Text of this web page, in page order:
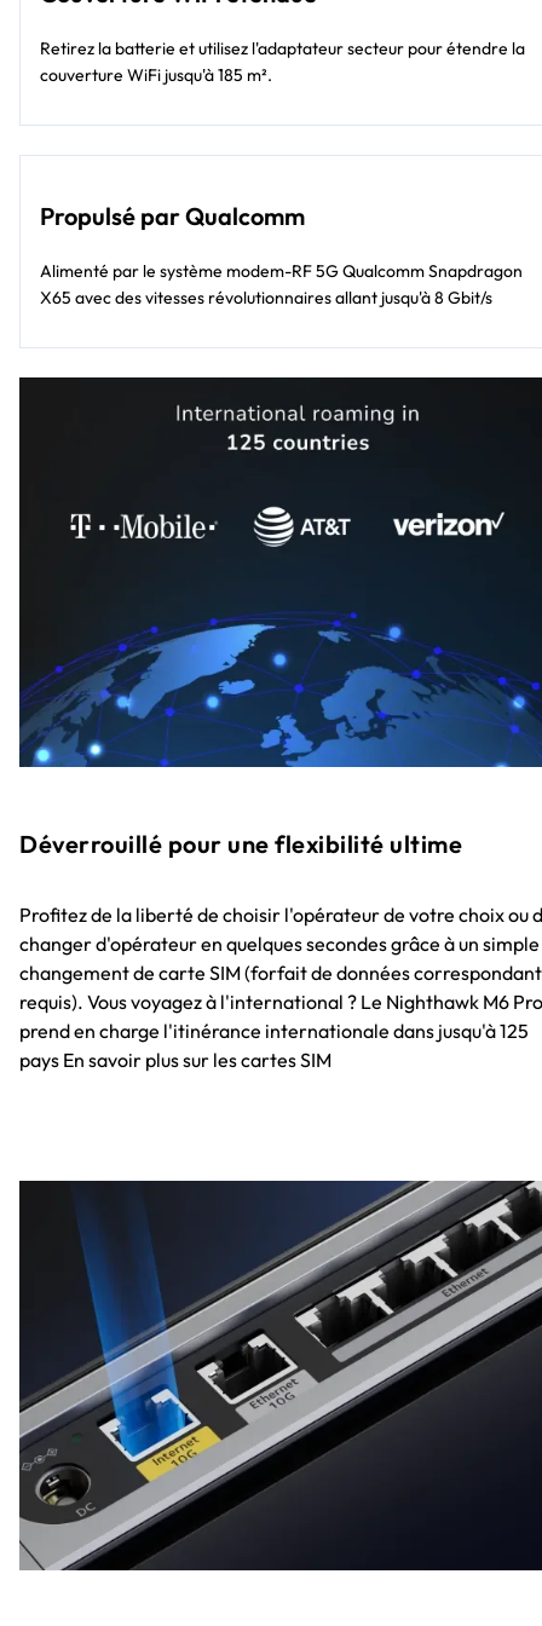
Retirez la batterie et utilisez l'adaptateur secteur pour étendre la
couverture WiFi jusqu'à 185 m².
Propulsé par Qualcomm
Alimenté par le système modem-RF 5G Qualcomm Snapdragon
X65 avec des vitesses révolutionnaires allant jusqu'à 8 Gbit/s
Déverrouillé pour une flexibilité ultime
Profitez de la liberté de choisir l'opérateur de votre choix ou
changer d'opérateur en quelques secondes grâce à un simple
changement de carte SIM (forfait de données correspondant
requis). Vous voyagez à l'international ? Le Nighthawk M6 Pro
prend en charge l'itinérance internationale dans jusqu'à 125
pays En savoir plus sur les cartes SIM